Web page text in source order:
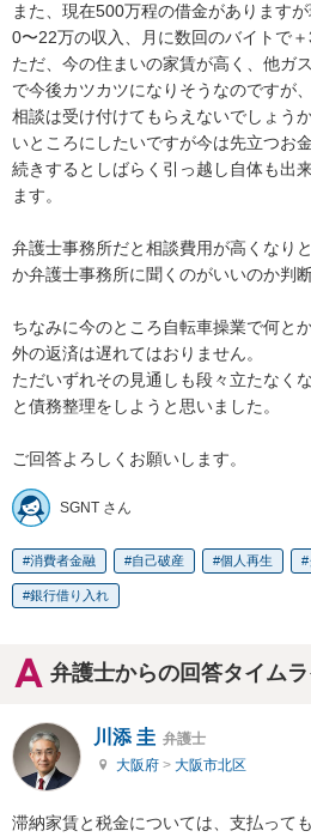
また、現在500万程の借金があります
0〜22万の収入、月に数回のバイトで
ただ、今の住まいの家賃が高く、他ガ
で今後カツカツになりそうなのですが
相談は受け付けてもらえないでしょう
いところにしたいですが今は先立つお
続きするとしばらく引っ越し自体も出
ます。
弁護士事務所だと相談費用が高くなり
か弁護士事務所に聞くのがいいのか判
ちなみに今のところ自転車操業で何と
外の返済は遅れてはおりません。
ただいずれその見通しも段々立たなく
と債務整理をしようと思いました。
ご回答よろしくお願いします。
SGNT さん
消費者金融 自己破産 個人再生
銀行借り入れ
弁護士からの回答タイム
川添 圭 弁護士
大阪府 > 大阪市北区
滞納家賃と税金については、支払って